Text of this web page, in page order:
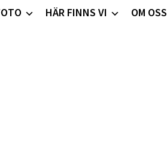
HÄR FINNS VI OM OSS